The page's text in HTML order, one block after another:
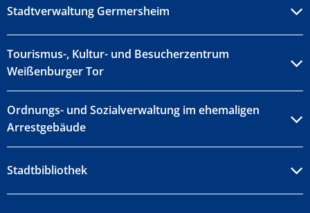
Stadtverwaltung Germersheim
Tourismus-, Kultur- und Besucherzentrum
Weißenburger Tor
Ordnungs- und Sozialverwaltung im ehemaligen
Arrestgebäude
Stadtbibliothek